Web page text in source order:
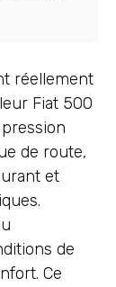
réellement
Fiat 500
de route,
et
de
Ce